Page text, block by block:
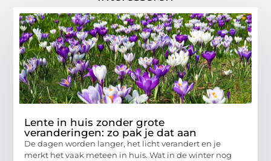
Lente in huis zonder grote
veranderingen: zo pak je dat aan
De dagen worden langer, het licht verandert en je
merkt het vaak meteen in huis. Wat in de winter nog